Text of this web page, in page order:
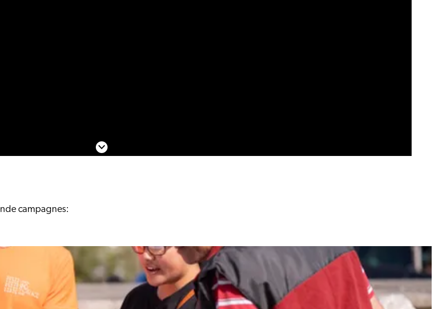
Scroll naar beneden
campagnes: